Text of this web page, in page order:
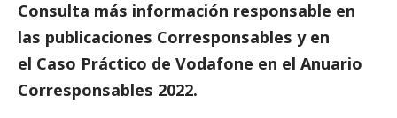
Consulta más información responsable en
las publicaciones Corresponsables y en
el Caso Práctico de Vodafone en el Anuario
Corresponsables 2022.